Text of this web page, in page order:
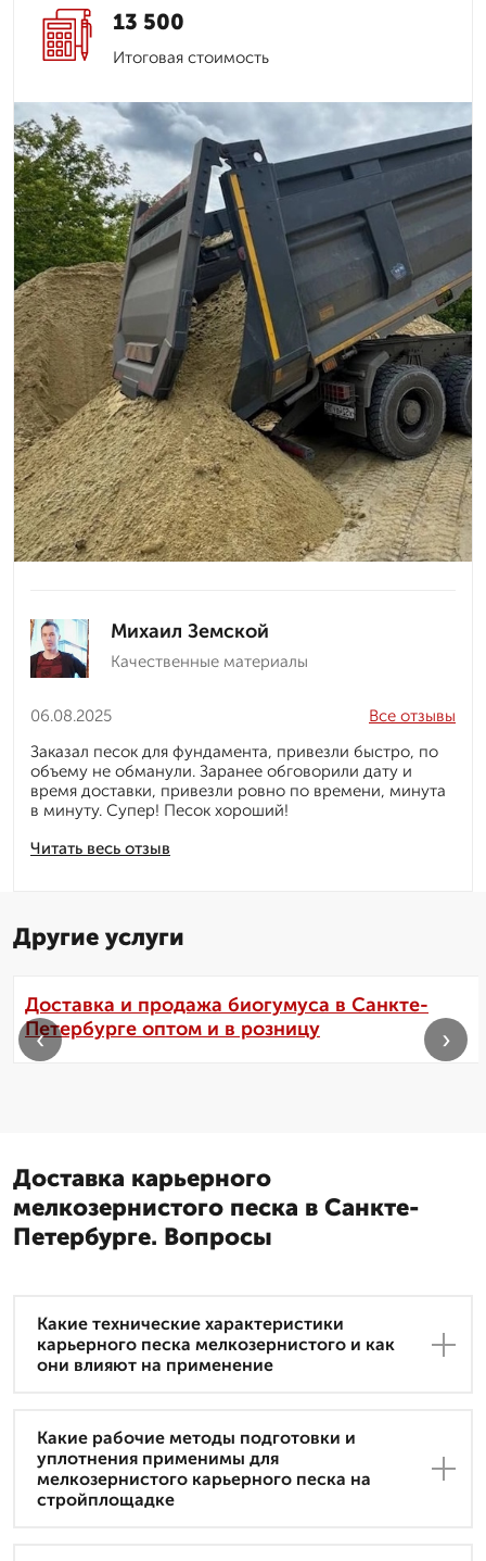
13 500
Итоговая стоимость
Михаил Земской
Качественные материалы
06.08.2025
Читать весь отзыв
Все отзывы
Заказал песок для фундамента, привезли быстро, по
объему не обманули. Заранее обговорили дату и
время доставки, привезли ровно по времени, минута
в минуту. Супер! Песок хороший!
Другие услуги
Доставка и продажа биогумуса в Санкте-
Петербурге оптом и в розницу
‹ ›
Доставка карьерного
мелкозернистого песка в Санкте-
Петербурге. Вопросы
Какие технические характеристики
карьерного песка мелкозернистого и как
они влияют на применение
Какие рабочие методы подготовки и
уплотнения применимы для
мелкозернистого карьерного песка на
стройплощадке